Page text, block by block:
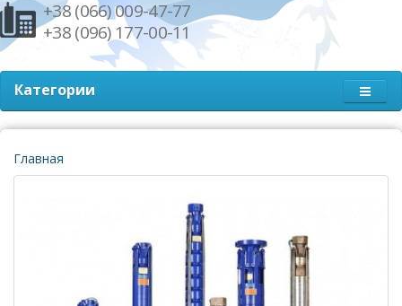
+38 (066) 009-47-77
+38 (096) 177-00-11
Категории
Главная